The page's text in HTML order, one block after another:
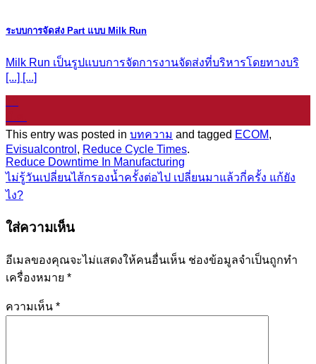
ระบบการจัดส่ง Part แบบ Milk Run
Milk Run เป็นรูปแบบการจัดการงานจัดส่งที่บริหารโดยทางบริ
[...] [...]
This entry was posted in บทความ and tagged ECOM,
Evisualcontrol , Reduce Cycle Times.
Reduce Downtime In Manufacturing
ไม่รู้วันเปลี่ยนไส้กรองน้ำครั้งต่อไป เปลี่ยนมาแล้วกี่ครั้ง แก้ยัง
ไง?
ใส่ความเห็น
อีเมลของคุณจะไม่แสดงให้คนอื่นเห็น ช่องข้อมูลจำเป็นถูกทำ
เครื่องหมาย *
ความเห็น *